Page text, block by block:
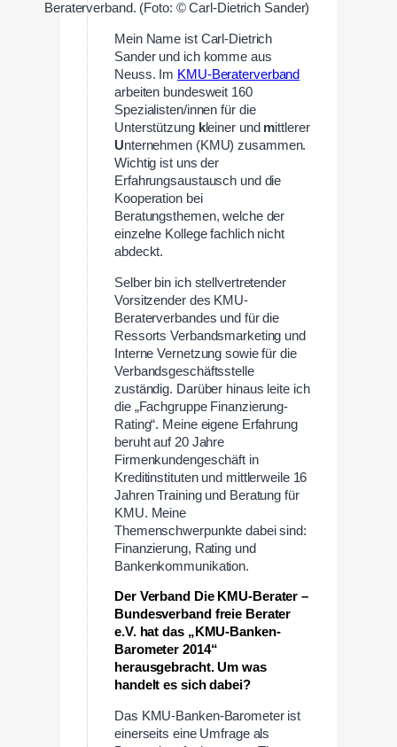
Beraterverband. (Foto: © Carl-Dietrich Sander)
Mein Name ist Carl-Dietrich
Sander und ich komme aus
Neuss. Im KMU-Beraterverband
arbeiten bundesweit 160
Spezialisten/innen für die
Unterstützung kleiner und mittlerer
Unternehmen (KMU) zusammen.
Wichtig ist uns der
Erfahrungsaustausch und die
Kooperation bei
Beratungsthemen, welche der
einzelne Kollege fachlich nicht
abdeckt.
Selber bin ich stellvertretender
Vorsitzender des KMU-
Beraterverbandes und für die
Ressorts Verbandsmarketing und
Interne Vernetzung sowie für die
Verbandsgeschäftsstelle
zuständig. Darüber hinaus leite ich
die „Fachgruppe Finanzierung-
Rating“. Meine eigene Erfahrung
beruht auf 20 Jahre
Firmenkundengeschäft in
Kreditinstituten und mittlerweile 16
Jahren Training und Beratung für
KMU. Meine
Themenschwerpunkte dabei sind:
Finanzierung, Rating und
Bankenkommunikation.
Der Verband Die KMU-Berater –
Bundesverband freie Berater
e.V. hat das „KMU-Banken-
Barometer 2014“
herausgebracht. Um was
handelt es sich dabei?
Das KMU-Banken-Barometer ist
einerseits eine Umfrage als